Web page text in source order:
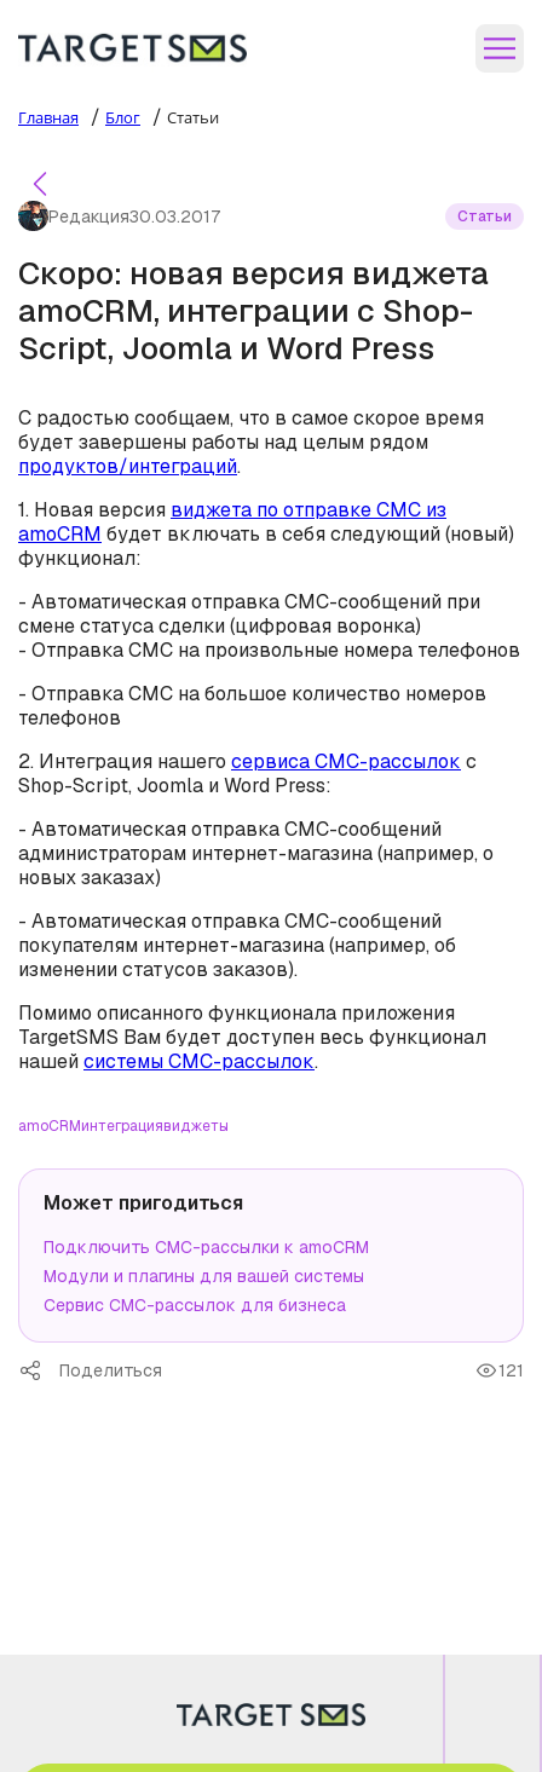
Главная / Блог / Статьи
Редакция30.03.2017 Статьи
Скоро: новая версия виджета
amoCRM, интеграции с Shop-
Script, Joomla и Word Press
С радостью сообщаем, что в самое скорое время
будет завершены работы над целым рядом
продуктов/интеграций.
1. Новая версия виджета по отправке СМС из
amoCRM будет включать в себя следующий (новый)
функционал:
- Автоматическая отправка СМС-сообщений при
смене статуса сделки (цифровая воронка)
- Отправка СМС на произвольные номера телефонов
- Отправка СМС на большое количество номеров
телефонов
2. Интеграция нашего сервиса СМС-рассылок с
Shop-Script, Joomla и Word Press:
- Автоматическая отправка СМС-сообщений
администраторам интернет-магазина (например, о
новых заказах)
- Автоматическая отправка СМС-сообщений
покупателям интернет-магазина (например, об
изменении статусов заказов).
Помимо описанного функционала приложения
TargetSMS Вам будет доступен весь функционал
нашейсистемы СМС-рассылок.
amoCRMинтеграциявиджеты
Может пригодиться
Подключить СМС-рассылки к amoCRM
Модули и плагины для вашей системы
Сервис СМС-рассылок для бизнеса
Поделиться 121